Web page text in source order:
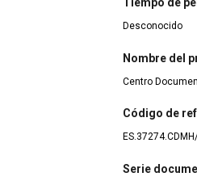
Tiempo de
Desconocido
Nombre del
Centro
Código de
Serie